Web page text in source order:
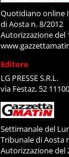
Quotidiano online
di Aosta n. 8/2012
Autorizzazione del
Editore
LG PRESSE S.R.L.
via Festaz, 52
Settimanale del
Tribunale di Aosta
Autorizzazione del